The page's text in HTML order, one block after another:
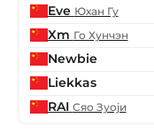
Eve Юхан Гу
Xm Го Хунчэн
Newbie
Liekkas
RAI Сяо Зуоји